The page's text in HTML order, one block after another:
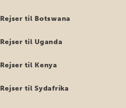
Rejser til Botswana
Rejser til Uganda
Rejser til Kenya
Rejser til Sydafrika